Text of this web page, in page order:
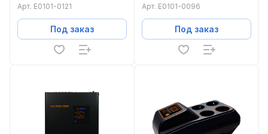
Арт. Е0101-0121
Под заказ
Арт. Е0101-0096
Под заказ